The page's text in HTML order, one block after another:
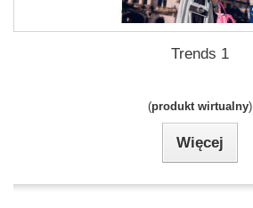
Trends 1
(produkt wirtualny)
Więcej